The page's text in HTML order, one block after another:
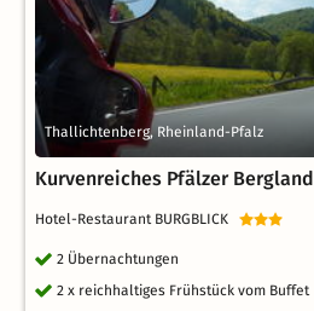
Thallichtenberg, Rheinland-Pfalz
Kurvenreiches Pfälzer Bergland
Hotel-Restaurant BURGBLICK
2 Übernachtungen
2 x reichhaltiges Frühstück vom Buffet